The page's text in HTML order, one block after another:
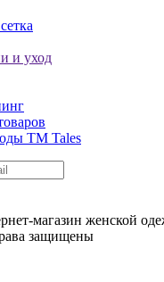
и уход
ТМ Tales
магазин женской
защищены